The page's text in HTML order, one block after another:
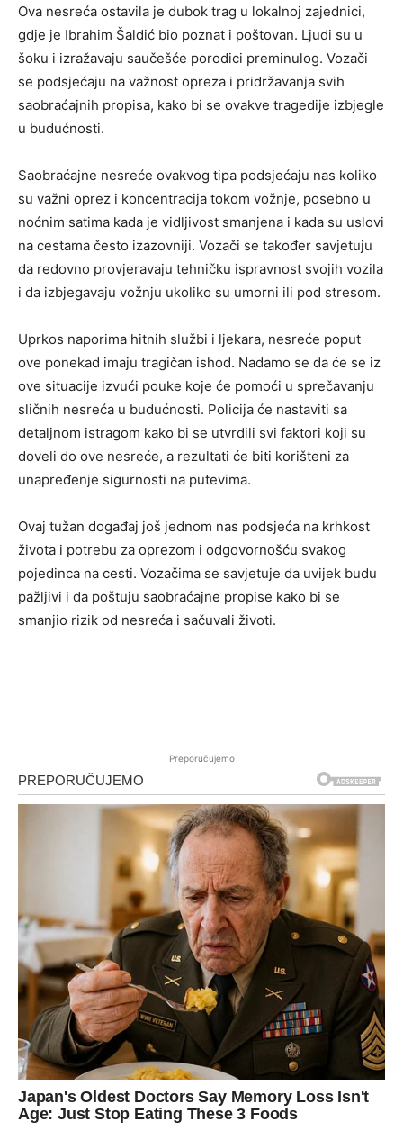
Ova nesreća ostavila je dubok trag u lokalnoj zajednici,
gdje je Ibrahim Šaldić bio poznat i poštovan. Ljudi su u
šoku i izražavaju saučešće porodici preminulog. Vozači
se podsjećaju na važnost opreza i pridržavanja svih
saobraćajnih propisa, kako bi se ovakve tragedije izbjegle
u budućnosti.
Saobraćajne nesreće ovakvog tipa podsjećaju nas koliko
su važni oprez i koncentracija tokom vožnje, posebno u
noćnim satima kada je vidljivost smanjena i kada su uslovi
na cestama često izazovniji. Vozači se također savjetuju
da redovno provjeravaju tehničku ispravnost svojih vozila
i da izbjegavaju vožnju ukoliko su umorni ili pod stresom.
Uprkos naporima hitnih službi i ljekara, nesreće poput
ove ponekad imaju tragičan ishod. Nadamo se da će se iz
ove situacije izvući pouke koje će pomoći u sprečavanju
sličnih nesreća u budućnosti. Policija će nastaviti sa
detaljnom istragom kako bi se utvrdili svi faktori koji su
doveli do ove nesreće, a rezultati će biti korišteni za
unapređenje sigurnosti na putevima.
Ovaj tužan događaj još jednom nas podsjeća na krhkost
života i potrebu za oprezom i odgovornošću svakog
pojedinca na cesti. Vozačima se savjetuje da uvijek budu
pažljivi i da poštuju saobraćajne propise kako bi se
smanjio rizik od nesreća i sačuvali životi.
Preporučujemo